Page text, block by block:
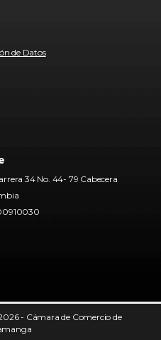
de Datos
34 No. 44- 79 Cabecera
- Cámara de Comercio de